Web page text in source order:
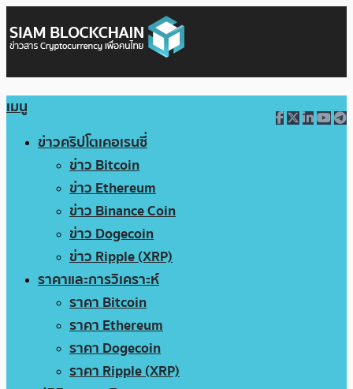
เมนู
ข่าวคริปโตเคอเรนซี่
ข่าว Bitcoin
ข่าว Ethereum
ข่าว Binance Coin
ข่าว Dogecoin
ข่าว Ripple (XRP)
ราคาและการวิเคราะห์
ราคา Bitcoin
ราคา Ethereum
ราคา Dogecoin
ราคา Ripple (XRP)